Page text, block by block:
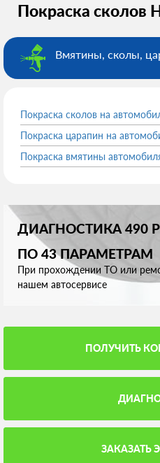
Покраска сколов
Вмятины, сколы,
Покраска сколов на
Покраска царапин на
Покраска вмятины
ДИАГНОСТИКА 490
ПО 43 ПАРАМЕТРАМ
При прохождении ТО или
нашем автосервисе
ПОЛУЧИТЬ
ЗАКАЗАТЬ